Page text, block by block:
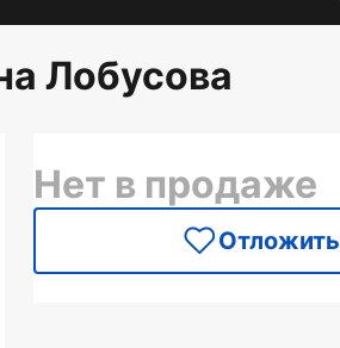
Лобусова
Нет в продаже
Отложить